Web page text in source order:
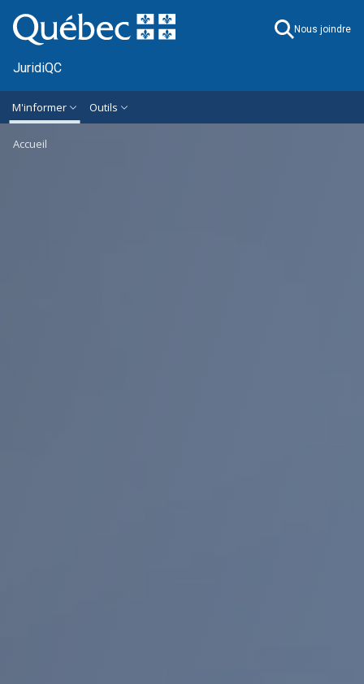
Ignorer et accéder à l'information générale
M'informer Outils
Accueil